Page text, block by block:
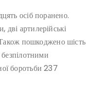
осіб поранено.
артилерійські
Також пошкоджено шість
боротьби 237